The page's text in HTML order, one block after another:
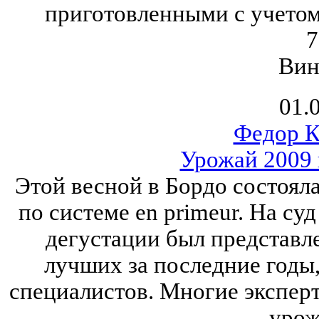
приготовленными с
Федор
Урожай 2009
Этой весной в Бордо
по системе en primeur. На
дегустации был
лучших за последние
специалистов. Многие